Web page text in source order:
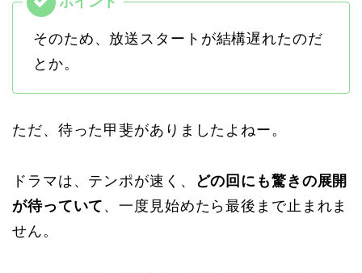
そのため、放送スタートが結構遅れたのだ
とか。
ただ、待った甲斐がありましたよねー。
ドラマは、テンポが速く、
どの回にも驚きの展開
が待っていて 、一度見始めたら最後まで止まれま
せん。